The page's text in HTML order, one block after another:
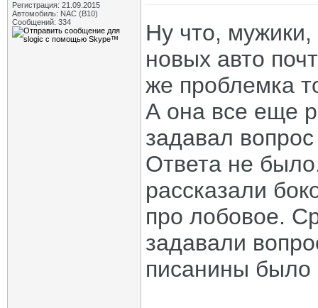
Регистрация: 21.09.2015
Автомобиль: NAC (B10)
Сообщений: 334
Ну что, мужики,
новых авто
же проблемка
А она все еще
задавал
Ответа не
рассказали
про лобовое.
задавали
писанины